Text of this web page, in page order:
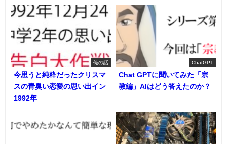
俺の話
今思うと純粋だったクリスマ
スの青臭い恋愛の思い出イン
1992年
ChatGPT
Chat GPTに聞いてみた「宗
教編」AIはどう答えたのか？